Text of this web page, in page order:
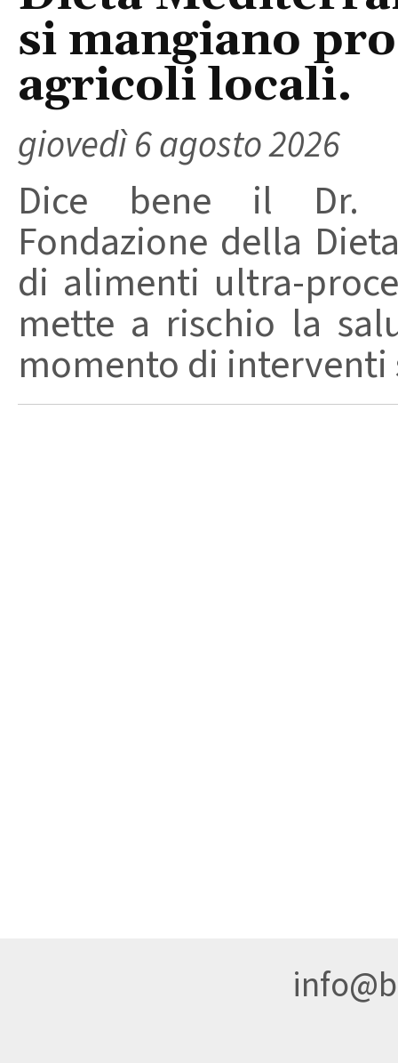
si mangiano
agricoli locali.
giovedì 6 agosto 2026
Dice bene il Dr.
Fondazione della
di alimenti ultra-
mette a rischio la
momento di